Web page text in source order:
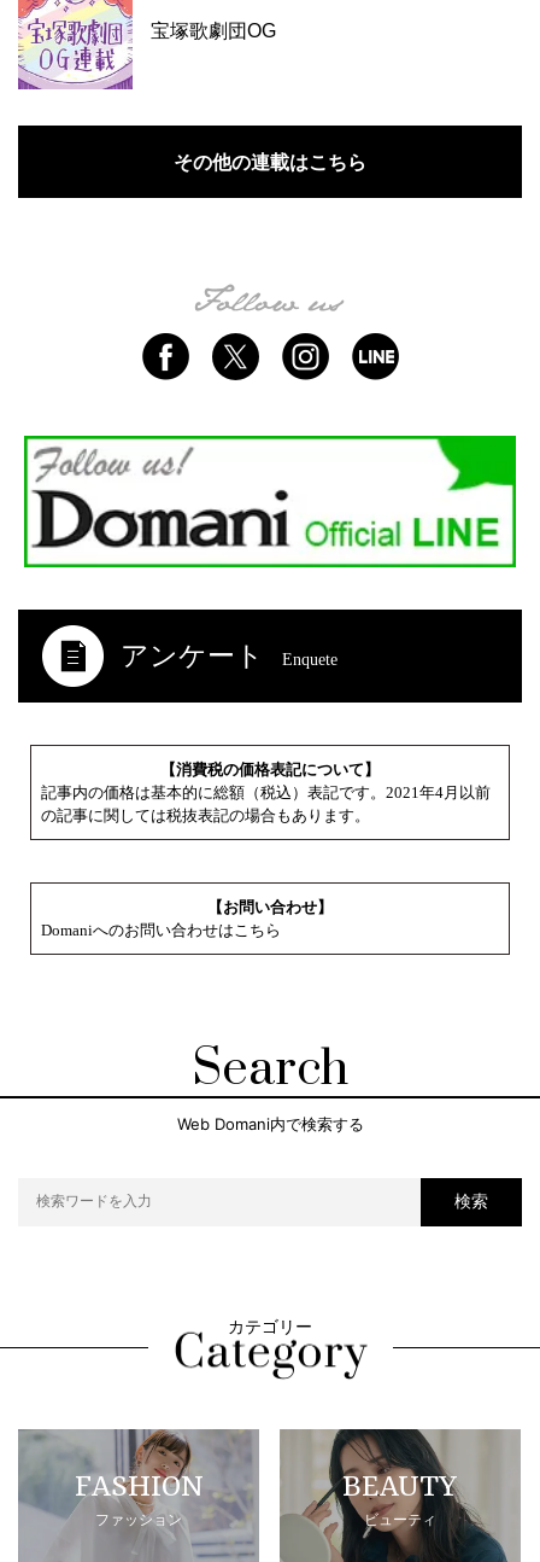
宝塚歌劇団OG
その他の連載はこちら
アンケート Enquete
【消費税の価格表記について】
記事内の価格は基本的に総額（税込）表記です。2021年4月以前
の記事に関しては税抜表記の場合もあります。
【お問い合わせ】
Domaniへのお問い合わせはこちら
Search
Web Domani内で検索する
検索
カテゴリー
FASHION
ファッション
BEAUTY
ビューティ